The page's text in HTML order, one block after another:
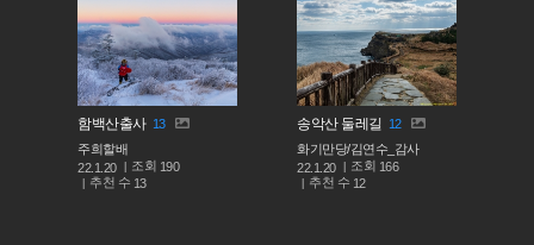
함백산출사 13
주희할배
22.1.20
조회 190
추천 수 13
송악산 둘레길 12
화기만당/김연수_감사
22.1.20
조회 166
추천 수 12